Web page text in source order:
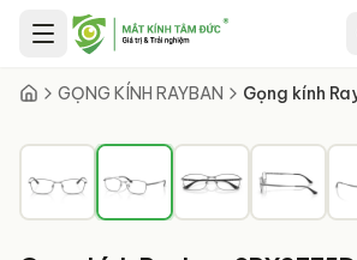
Chuyển đến nội dung chính
GỌNG KÍNH RAYBAN